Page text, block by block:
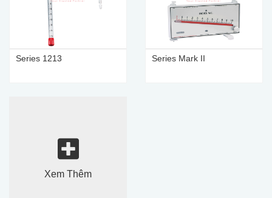
Series 1213 Series Mark II
Xem Thêm